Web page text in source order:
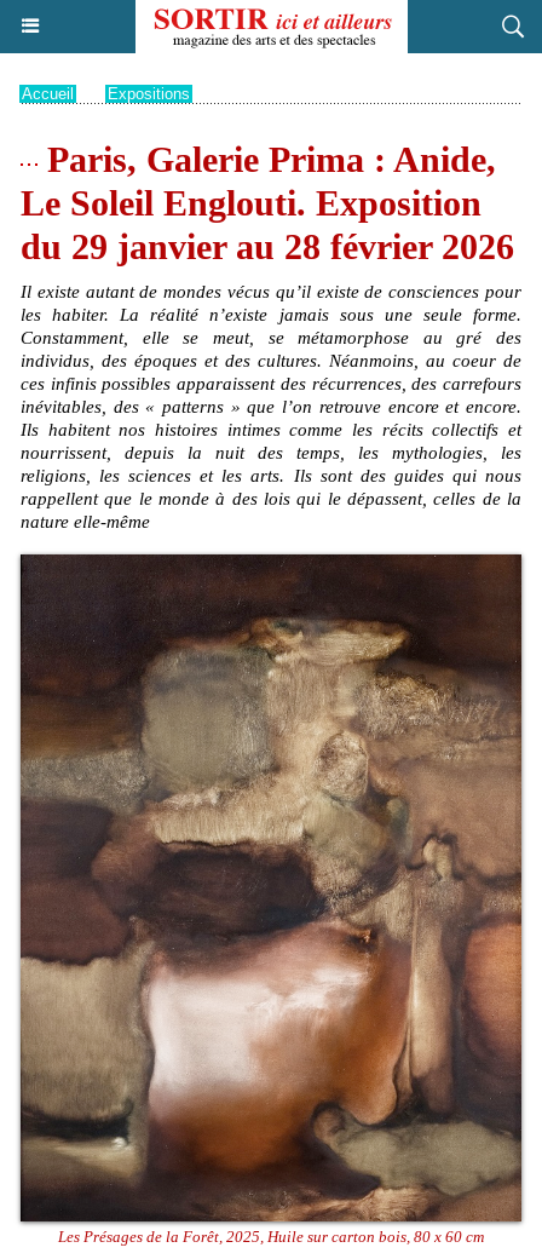
Accueil Expositions
Paris, Galerie Prima : Anide,
Le Soleil Englouti. Exposition
du 29 janvier au 28 février 2026
Il existe autant de mondes vécus qu’il existe de consciences pour
les habiter. La réalité n’existe jamais sous une seule forme.
Constamment, elle se meut, se métamorphose au gré des
individus, des époques et des cultures. Néanmoins, au coeur de
ces infinis possibles apparaissent des récurrences, des carrefours
inévitables, des « patterns » que l’on retrouve encore et encore.
Ils habitent nos histoires intimes comme les récits collectifs et
nourrissent, depuis la nuit des temps, les mythologies, les
religions, les sciences et les arts. Ils sont des guides qui nous
rappellent que le monde à des lois qui le dépassent, celles de la
nature elle-même
Les Présages de la Forêt, 2025, Huile sur carton bois, 80 x 60 cm